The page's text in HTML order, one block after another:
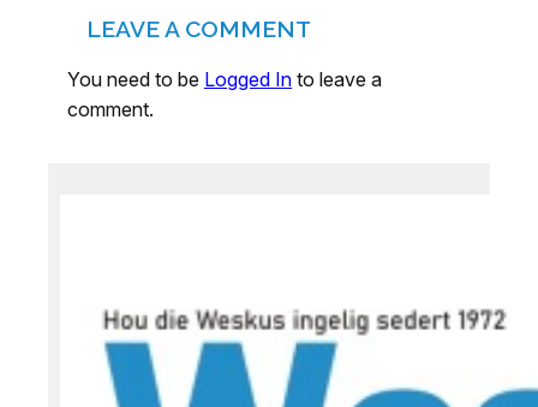
LEAVE A COMMENT
You need to be Logged In to leave a
comment.